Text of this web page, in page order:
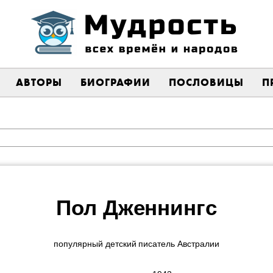
АВТОРЫ БИОГРАФИИ ПОСЛОВИЦЫ
Пол Дженнингс
популярный детский писатель Австралии